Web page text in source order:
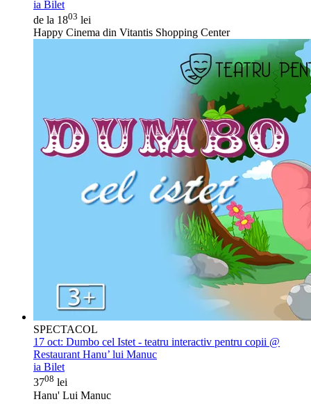
ia Bilet
de la 1803 lei
Happy Cinema din Vitantis Shopping Center
SPECTACOL
17 oct: Dumbo cel Istet - teatru interactiv pentru copii @
Restaurant Hanu’ lui Manuc
ia Bilet
3708 lei
Hanu' Lui Manuc